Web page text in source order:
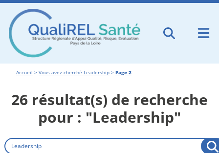
Accueil > Vous avez cherché Leadership > Page 2
26 résultat(s) de recherche
pour : "Leadership"
Rechercher